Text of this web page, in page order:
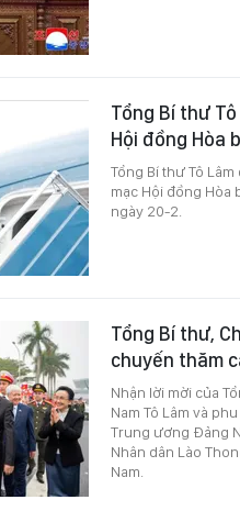
Tổng Bí thư
Hội đồng Hòa
Tổng Bí thư Tô
mạc Hội đồng Hòa
ngày 20-2.
Tổng Bí thư,
chuyến thăm
Nhận lời mời của
Nam Tô Lâm và
Trung ương Đảng
Nhân dân Lào
Nam.